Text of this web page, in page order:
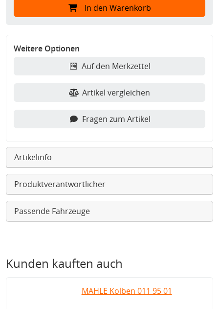
In den Warenkorb
Weitere Optionen
Auf den Merkzettel
Artikel vergleichen
Fragen zum Artikel
Artikelinfo
Produktverantwortlicher
Passende Fahrzeuge
Kunden kauften auch
MAHLE Kolben 011 95 01